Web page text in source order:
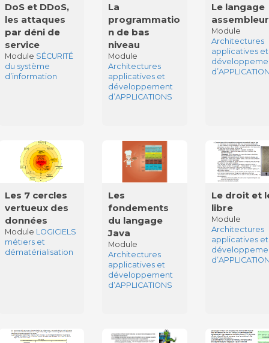
DoS et DDoS,
les attaques
par déni de
service
Module SÉCURITÉ
du système
d’information
La
programmatio
n de bas
niveau
Module
Architectures
applicatives et
développement
d’APPLICATIONS
Le langage
assembleur
Module
Architectures
applicatives et
Les 7 cercles
vertueux des
données
Module LOGICIELS
métiers et
dématérialisation
Les
fondements
du langage
Java
Module
Architectures
applicatives et
développement
d’APPLICATIONS
Le droit et
libre
Module
Architectures
applicatives et